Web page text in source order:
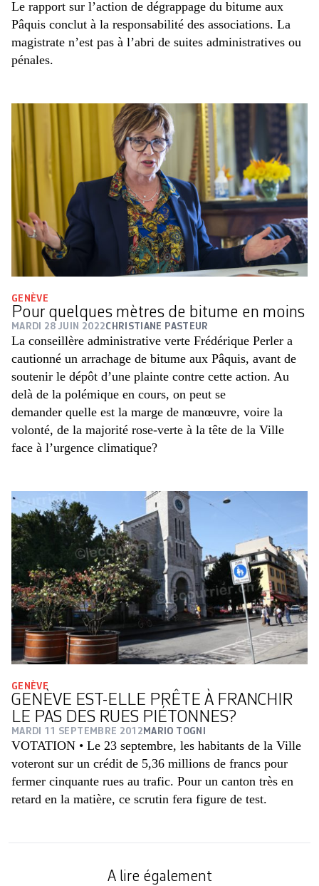
Le rapport sur l’action de dégrappage du bitume aux
Pâquis conclut à la responsabilité des associations. La
magistrate n’est pas à l’abri de suites administratives ou
pénales.
GENÈVE
Pour quelques mètres de bitume en moins
MARDI 28 JUIN 2022CHRISTIANE PASTEUR
La conseillère administrative verte Frédérique Perler a
cautionné un arrachage de bitume aux Pâquis, avant de
soutenir le dépôt d’une plainte contre cette action. Au
delà de la polémique en cours, on peut se
demander quelle est la marge de manœuvre, voire la
volonté, de la majorité rose-verte à la tête de la Ville
face à l’urgence climatique?
GENÈVE
GENÈVE EST-ELLE PRÊTE À FRANCHIR
LE PAS DES RUES PIÉTONNES?
MARDI 11 SEPTEMBRE 2012 MARIO TOGNI
VOTATION • Le 23 septembre, les habitants de la Ville
voteront sur un crédit de 5,36 millions de francs pour
fermer cinquante rues au trafic. Pour un canton très en
retard en la matière, ce scrutin fera figure de test.
A lire également